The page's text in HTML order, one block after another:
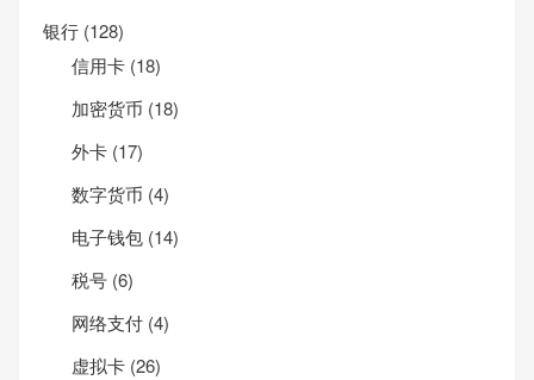
银行 (128)
信用卡 (18)
加密货币 (18)
外卡 (17)
数字货币 (4)
电子钱包 (14)
税号 (6)
网络支付 (4)
虚拟卡 (26)